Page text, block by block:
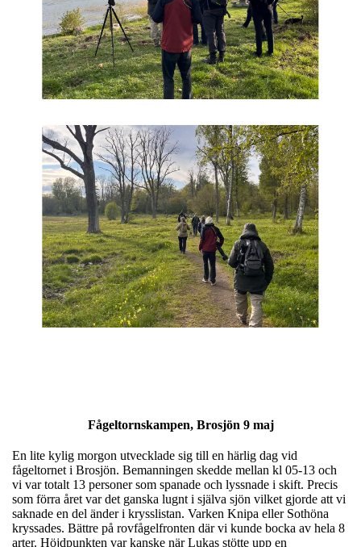
Fågeltornskampen, Brosjön 9 maj
En lite kylig morgon utvecklade sig till en härlig dag vid
fågeltornet i Brosjön. Bemanningen skedde mellan kl 05-13 och
vi var totalt 13 personer som spanade och lyssnade i skift. Precis
som förra året var det ganska lugnt i själva sjön vilket gjorde att vi
saknade en del änder i krysslistan. Varken Knipa eller Sothöna
kryssades. Bättre på rovfågelfronten där vi kunde bocka av hela 8
arter. Höjdpunkten var kanske när Lukas stötte upp en